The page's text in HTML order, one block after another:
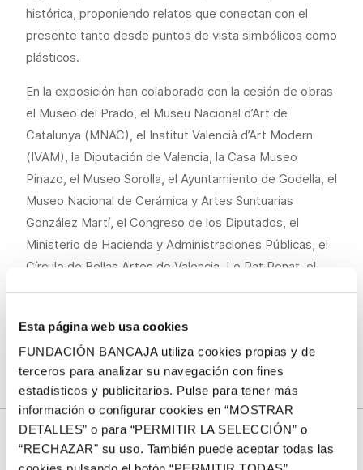
Esta página web usa cookies
FUNDACIÓN BANCAJA utiliza cookies propias y de
terceros para analizar su navegación con fines
estadísticos y publicitarios. Pulse para tener más
información o configurar cookies en “MOSTRAR
DETALLES” o para “PERMITIR LA SELECCIÓN” o
“RECHAZAR" su uso. También puede aceptar todas las
histórica, proponiendo relatos que conectan con el
presente tanto desde puntos de vista simbólicos como
plásticos.
En la exposición han colaborado con la cesión de obras
el Museo del Prado, el Museu Nacional d’Art de
Catalunya (MNAC), el Institut Valencià d’Art Modern
(IVAM), la Diputación de Valencia, la Casa Museo
Pinazo, el Museo Sorolla, el Ayuntamiento de Godella, el
Museo Nacional de Cerámica y Artes Suntuarias
González Martí, el Congreso de los Diputados, el
Ministerio de Hacienda y Administraciones Públicas, el
Círculo de Bellas Artes de Valencia, Lo Rat Penat, el
Museu Municipal d’Alzira y coleccionistas privados,
Artes de Valencia y de la Fundación Bancaja.